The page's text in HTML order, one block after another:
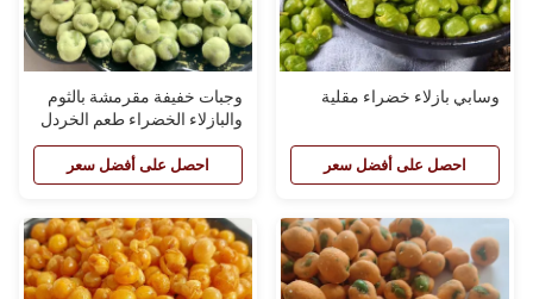
وسابي بازلاء خضراء مقلية
احصل على أفضل سعر
وجبات خفيفة مقرمشة بالثوم
والبازلاء الخضراء طعم الخردل
وجبات خفيفة محمصة من
البازلاءاحصل على أفضل سعر